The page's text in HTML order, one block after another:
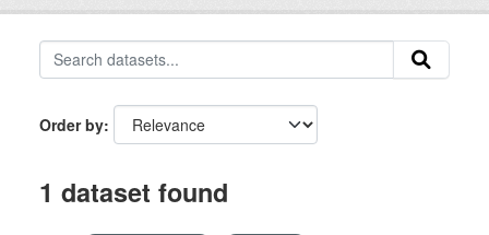
Order by
1 dataset found